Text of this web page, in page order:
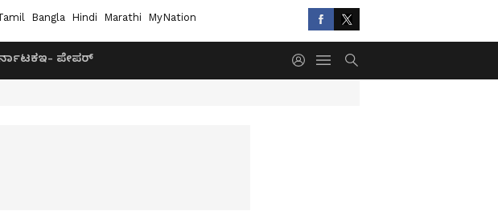
Bangla Hindi Marathi MyNation
ಇ- ಪೇಪರ್